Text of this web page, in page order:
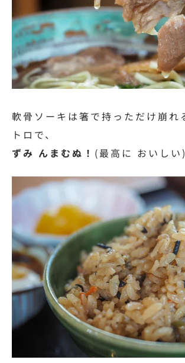
軟骨ソーキは箸で持っただけ崩れ
トロで、
ずみ んまむぬ！ (最高に おいしい)